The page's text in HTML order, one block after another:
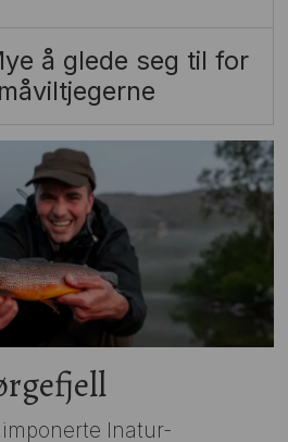
å glede seg til for
Inatur-